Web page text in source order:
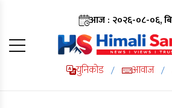
आज : २०२६-०८-०६,
युनिकोड / आवाज /